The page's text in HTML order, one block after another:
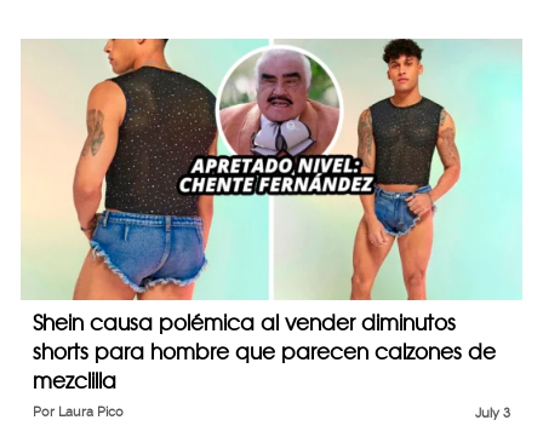
Shein causa polémica al vender diminutos
shorts para hombre que parecen calzones de
mezclilla
July 3
Por Laura Pico